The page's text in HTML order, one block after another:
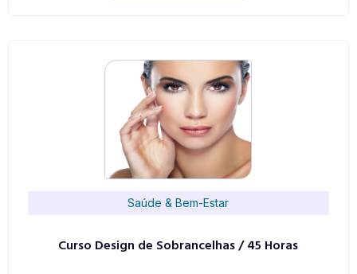
Saúde & Bem-Estar
Curso Design de Sobrancelhas / 45 Horas